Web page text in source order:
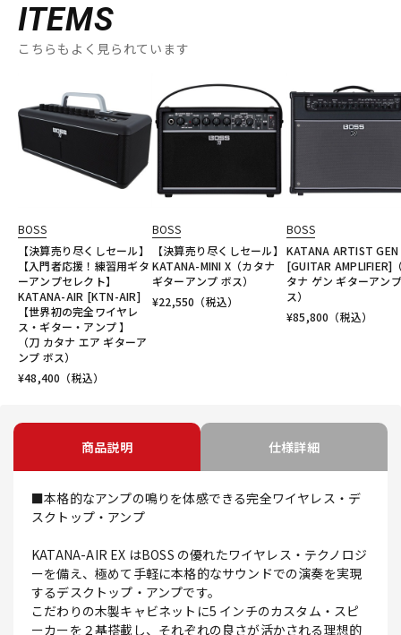
ITEMS
こちらもよく見られています
BOSS
【決算売り尽くしセール】
【入門者応援！練習用ギタ
ーアンプセレクト】
KATANA-AIR [KTN-AIR]
【世界初の完全ワイヤレ
ス・ギター・アンプ 】
（刀 カタナ エア ギターア
ンプ ボス）
¥48,400 （税込）
BOSS
【決算売り尽くしセール】
KATANA-MINI X（カタナ
ギターアンプ ボス）
¥22,550 （税込）
BOSS
KATANA ARTIST
[GUITAR AMPLIFIER]
タナ ゲン ギターアン
ス）
¥85,800 （税込）
商品説明 仕様詳細
■本格的なアンプの鳴りを体感できる完全ワイヤレス・デ
スクトップ・アンプ
KATANA-AIR EX はBOSS の優れたワイヤレス・テクノロジ
ーを備え、極めて手軽に本格的なサウンドでの演奏を実現
するデスクトップ・アンプです。
こだわりの木製キャビネットに5 インチのカスタム・スピ
ーカーを２基搭載し、それぞれの良さが活かされる理想的